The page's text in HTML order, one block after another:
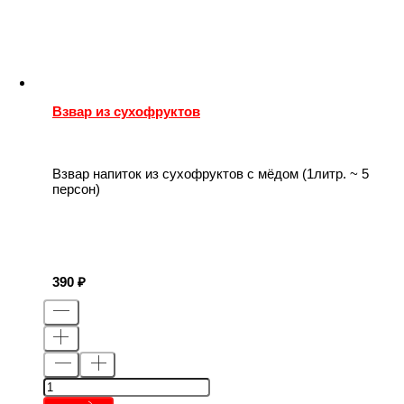
Взвар из сухофруктов
Взвар напиток из сухофруктов с мёдом (1литр. ~ 5
персон)
390